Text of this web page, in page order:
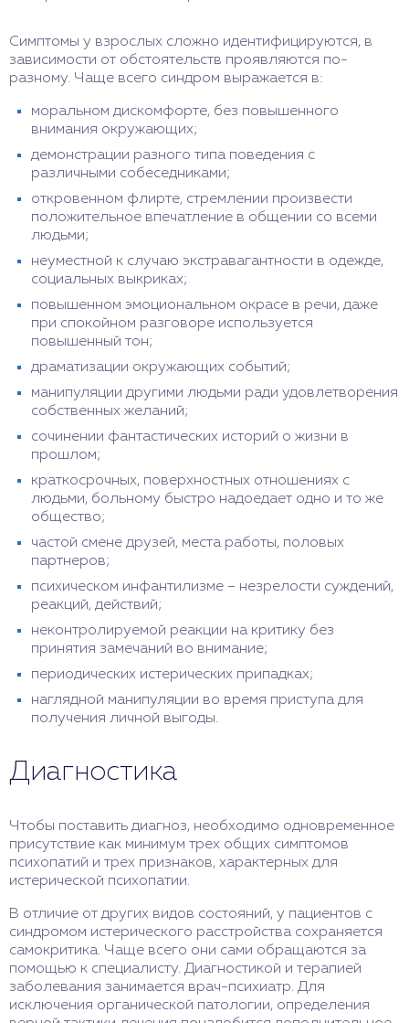
Симптомы у взрослых сложно идентифицируются, в
зависимости от обстоятельств проявляются по-
разному. Чаще всего синдром выражается в:
моральном дискомфорте, без повышенного
внимания окружающих;
демонстрации разного типа поведения с
различными собеседниками;
откровенном флирте, стремлении произвести
положительное впечатление в общении со всеми
людьми;
неуместной к случаю экстравагантности в одежде,
социальных выкриках;
повышенном эмоциональном окрасе в речи, даже
при спокойном разговоре используется
повышенный тон;
драматизации окружающих событий;
манипуляции другими людьми ради удовлетворения
собственных желаний;
сочинении фантастических историй о жизни в
прошлом;
краткосрочных, поверхностных отношениях с
людьми, больному быстро надоедает одно и то же
общество;
частой смене друзей, места работы, половых
партнеров;
психическом инфантилизме – незрелости суждений,
реакций, действий;
неконтролируемой реакции на критику без
принятия замечаний во внимание;
периодических истерических припадках;
наглядной манипуляции во время приступа для
получения личной выгоды.
Диагностика
Чтобы поставить диагноз, необходимо одновременное
присутствие как минимум трех общих симптомов
психопатий и трех признаков, характерных для
истерической психопатии.
В отличие от других видов состояний, у пациентов с
синдромом истерического расстройства сохраняется
самокритика. Чаще всего они сами обращаются за
помощью к специалисту. Диагностикой и терапией
заболевания занимается врач-психиатр. Для
исключения органической патологии, определения